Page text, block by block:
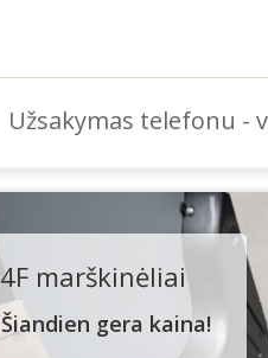
Užsakymas telefonu -
4F marškinėliai
Šiandien gera kaina!